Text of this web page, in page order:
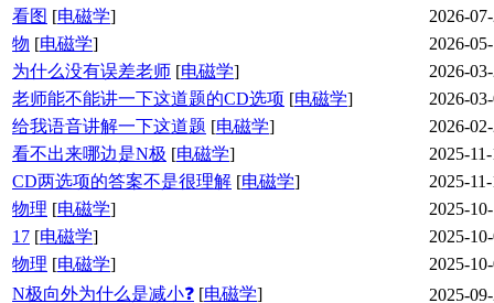
看图 [电磁学]
2026-
物 [电磁学]
2026-
为什么没有误差老师 [电磁学]
2026-
老师能不能讲一下这道题的CD选项 [电磁学]
2026-
给我语音讲解一下这道题 [电磁学]
2026-
看不出来哪边是N极 [电磁学]
2025-
CD两选项的答案不是很理解 [电磁学]
2025-
物理 [电磁学]
2025-
17 [电磁学]
2025-
物理 [电磁学]
2025-
N极向外为什么是减小❓ [电磁学] 2025-